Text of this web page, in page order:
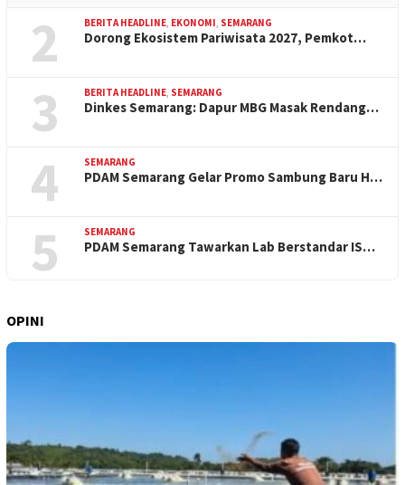
2 BERITA HEADLINE, EKONOMI, SEMARANG
Dorong Ekosistem Pariwisata 2027, Pemkot…
3 BERITA HEADLINE, SEMARANG
Dinkes Semarang: Dapur MBG Masak Rendang…
4 SEMARANG
PDAM Semarang Gelar Promo Sambung Baru H…
5 SEMARANG
PDAM Semarang Tawarkan Lab Berstandar IS…
OPINI